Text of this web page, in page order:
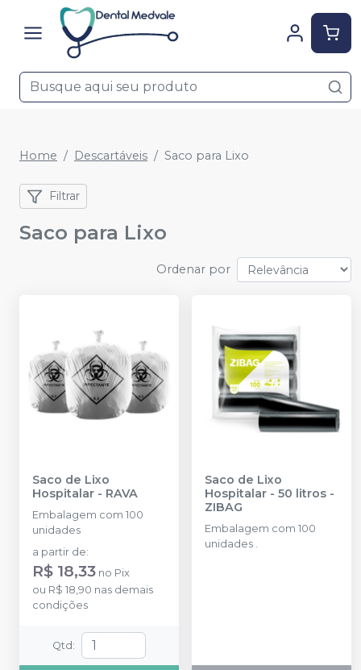
Home Descartáveis Saco para Lixo
Filtrar
Saco para Lixo
Ordenar por
Saco de Lixo
Hospitalar - RAVA
Embalagem com 100
unidades
a partir de:
R$ 18,33 no Pix
ou R$ 18,90 nas demais
condições
Qtd :
Saco de Lixo
Hospitalar - 50 litros -
ZIBAG
Embalagem com 100
unidades .